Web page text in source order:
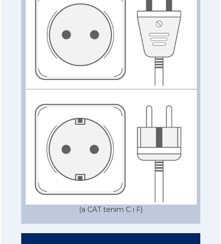
(a CAT tenim C i F)